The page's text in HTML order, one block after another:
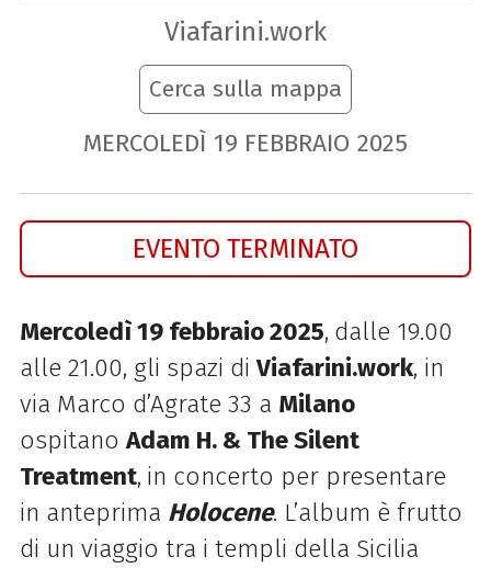
Viafarini.work
Cerca sulla mappa
MERCOLEDÌ 19 FEBBRAIO 2025
EVENTO TERMINATO
Mercoledì 19 febbraio 2025, dalle 19.00
alle 21.00, gli spazi diViafarini.work, in
via Marco d’Agrate 33 a Milano
ospitano Adam H. & The Silent
Treatment, in concerto per presentare
in anteprima Holocene. L’album è frutto
di un viaggio tra i templi della Sicilia